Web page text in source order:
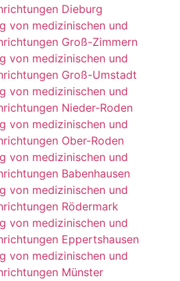
Dieburg
von medizinischen und
Groß-Zimmern
von medizinischen und
Groß-Umstadt
von medizinischen und
Nieder-Roden
von medizinischen und
Ober-Roden
von medizinischen und
Babenhausen
von medizinischen und
Rödermark
von medizinischen und
Eppertshausen
von medizinischen und
Münster